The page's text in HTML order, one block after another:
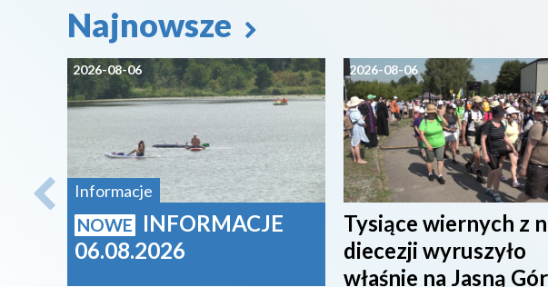
Najnowsze
2026-08-06
Informacje
NOWE
INFORMACJE
06.08.2026
2026-08-06
Tysiące wiernych z
diecezji wyruszyło
właśnie na Jasną